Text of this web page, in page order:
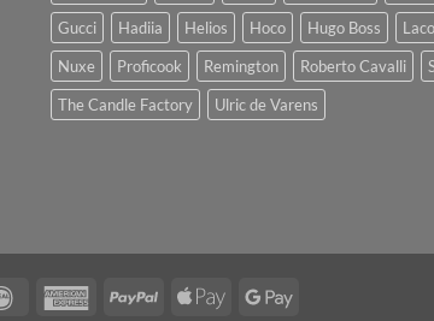
Gucci
Hadiia Helios Hoco Hugo Boss
Nuxe
Proficook Remington Roberto Cavalli
The Candle Factory
Ulric de Varens
IDeal
AmericanPayPal
Apple
Google